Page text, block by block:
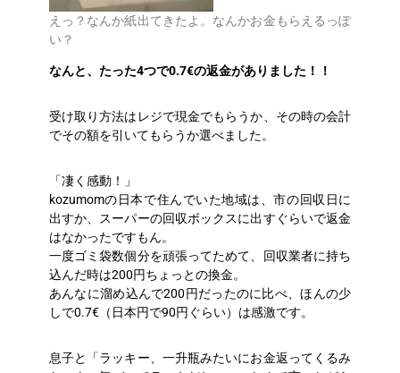
えっ？なんか紙出てきたよ。なんかお金もらえるっぽ
い？
なんと、たった4つで0.7€の返金がありました！！
受け取り方法はレジで現金でもらうか、その時の会計
でその額を引いてもらうか選べました。
「凄く感動！」
kozumomの日本で住んでいた地域は、市の回収日に
出すか、スーパーの回収ボックスに出すぐらいで返金
はなかったですもん。
一度ゴミ袋数個分を頑張ってためて、回収業者に持ち
込んだ時は200円ちょっとの換金。
あんなに溜め込んで200円だったのに比べ、ほんの少
しで0.7€（日本円で90円ぐらい）は感激です。
息子と「ラッキー、一升瓶みたいにお金返ってくるみ